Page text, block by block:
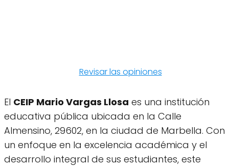
Revisar las opiniones
El CEIP Mario Vargas Llosa es una institución
educativa pública ubicada en la Calle
Almensino, 29602, en la ciudad de Marbella. Con
un enfoque en la excelencia académica y el
desarrollo integral de sus estudiantes, este